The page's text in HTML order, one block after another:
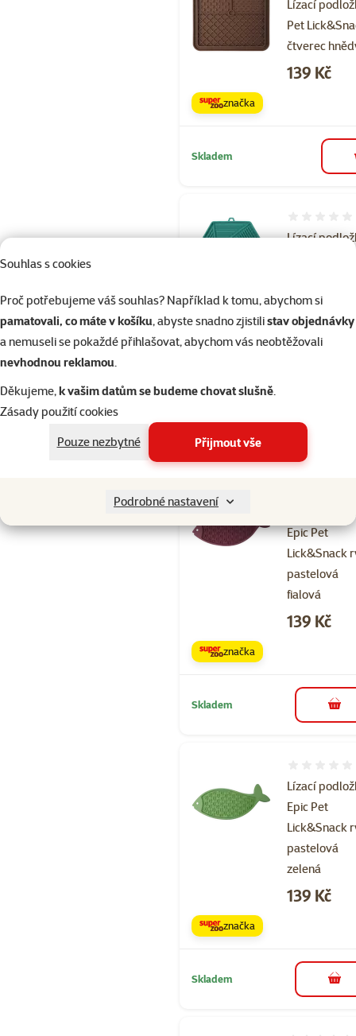
Souhlas s cookies
Proč potřebujeme váš souhlas? Například k tomu, abychom si
pamatovali, co máte v košíku, abyste snadno zjistilistav objednávky
a nemuseli se pokaždé přihlašovat, abychom vás neobtěžovali
nevhodnou reklamou.
Děkujeme,k vašim datům se budeme chovat slušně.
Zásady použití cookies
Pouze nezbytné
Přijmout vše
Podrobné nastavení
Lízací
Pet
čtverec
Cena
139 Kč
značka
Skladem
Lízací
hexagon
zelený
Cena
139 Kč
Epic Pet
Lick&Snack
pastelová
fialová
Cena
139 Kč
značka
Skladem do
Lízací
Epic Pet
Lick&Snack
pastelová
zelená
Cena
139 Kč
značka
Skladem do